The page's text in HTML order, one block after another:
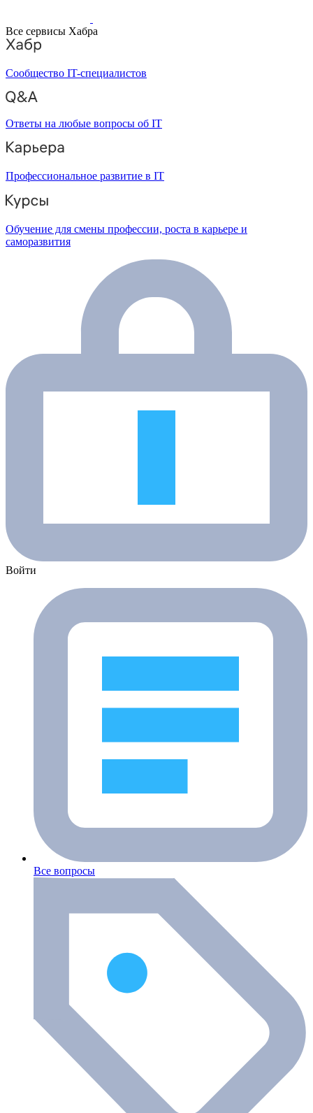
Все сервисы Хабра
Сообщество IT-специалистов
Ответы на любые вопросы об IT
Профессиональное развитие в IT
Обучение для смены профессии, роста в карьере и
саморазвития
Войти
Все вопросы